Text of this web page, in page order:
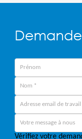
Vérifiez votre